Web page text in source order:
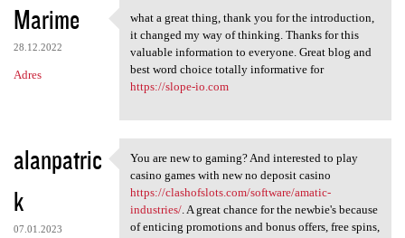
Marime
28.12.2022
Adres
what a great thing, thank you
what a great thing, thank you for the introduction,
it changed my way of thinking. Thanks for this
valuable information to everyone. Great blog and
best word choice totally informative for
https://slope-io.com
alanpatric
k
07.01.2023
You are new to gaming? And
You are new to gaming? And interested to play
casino games with new no deposit casino
https://clashofslots.com/software/amatic-
industries/. A great chance for the newbie's because
of enticing promotions and bonus offers, free spins,